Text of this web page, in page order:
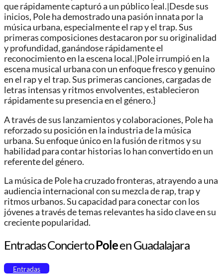
que rápidamente capturó a un público leal.|Desde sus
inicios, Pole ha demostrado una pasión innata por la
música urbana, especialmente el rap y el trap. Sus
primeras composiciones destacaron por su originalidad
y profundidad, ganándose rápidamente el
reconocimiento en la escena local.|Pole irrumpió en la
escena musical urbana con un enfoque fresco y genuino
en el rap y el trap. Sus primeras canciones, cargadas de
letras intensas y ritmos envolventes, establecieron
rápidamente su presencia en el género.}
A través de sus lanzamientos y colaboraciones, Pole ha
reforzado su posición en la industria de la música
urbana. Su enfoque único en la fusión de ritmos y su
habilidad para contar historias lo han convertido en un
referente del género.
La música de Pole ha cruzado fronteras, atrayendo a una
audiencia internacional con su mezcla de rap, trap y
ritmos urbanos. Su capacidad para conectar con los
jóvenes a través de temas relevantes ha sido clave en su
creciente popularidad.
Entradas ConciertoPoleen Guadalajara
Entradas